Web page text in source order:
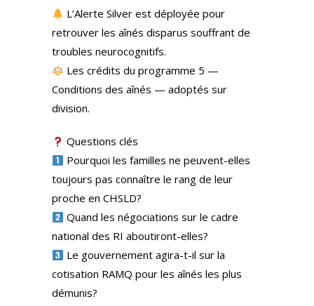
L’Alerte Silver est déployée pour
retrouver les aînés disparus souffrant de
troubles neurocognitifs.
Les crédits du programme 5 —
Conditions des aînés — adoptés sur
division.
Questions clés
Pourquoi les familles ne peuvent-elles
toujours pas connaître le rang de leur
proche en CHSLD?
Quand les négociations sur le cadre
national des RI aboutiront-elles?
Le gouvernement agira-t-il sur la
cotisation RAMQ pour les aînés les plus
démunis?